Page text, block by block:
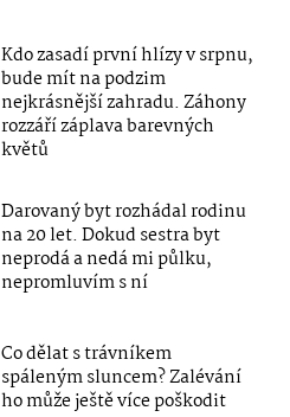
Kdo zasadí první hlízy v srpnu,
bude mít na podzim
nejkrásnější zahradu. Záhony
rozzáří záplava barevných
květů
Darovaný byt rozhádal rodinu
na 20 let. Dokud sestra byt
neprodá a nedá mi půlku,
nepromluvím s ní
Co dělat s trávníkem
spáleným sluncem? Zalévání
ho může ještě více poškodit